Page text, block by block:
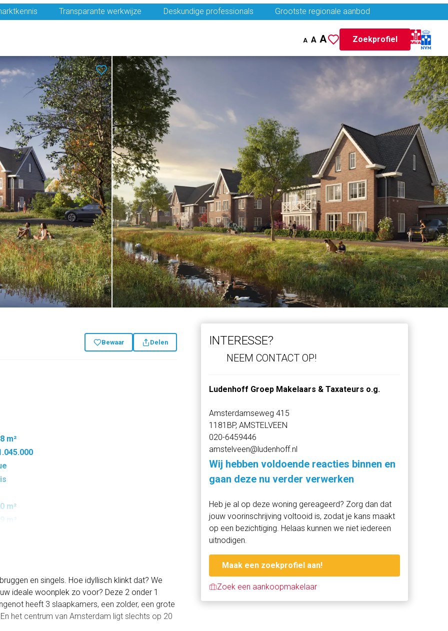
Transparante werkwijze Deskundige professionals Grootste regionale aanbod
A A A Zoekprofiel
Bewaar Delen
m²
m²
m³
en singels. Hoe idyllisch klinkt dat? We
ideale woonplek zo voor? Deze 2 onder 1
heeft 3 slaapkamers, een zolder, een grote
het centrum van Amsterdam ligt slechts op 20
INTERESSE?
NEEM CONTACT OP!
Ludenhoff Groep Makelaars & Taxateurs o.g.
Amsterdamseweg 415
1181BP, AMSTELVEEN
020-6459446
amstelveen@ludenhoff.nl
Wij hebben voldoende reacties binnen en
gaan deze nu verder verwerken
Heb je al op deze woning gereageerd? Zorg dan dat
jouw voorinschrijving voltooid is, zodat je kans maakt
op een bezichtiging. Helaas kunnen we niet iedereen
uitnodigen.
Maak een zoekprofiel aan!
Zoek een aankoopmakelaar